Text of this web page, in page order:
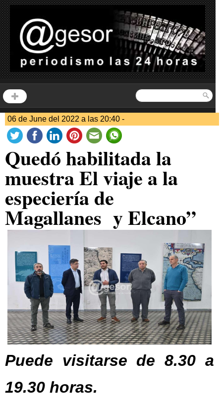
06 de June del 2022 a las 20:40 -
Quedó habilitada la
muestra El viaje a la
especiería de
Magallanes y Elcano”
Puede visitarse de 8.30 a
19.30 horas.